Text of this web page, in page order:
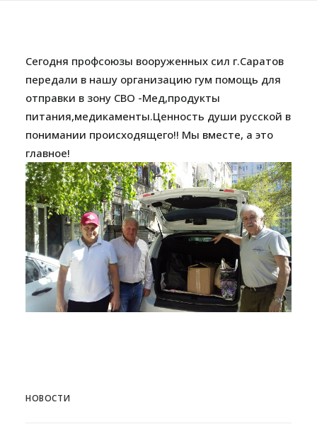
Сегодня профсоюзы вооруженных сил г.Саратов
передали в нашу организацию гум помощь для
отправки в зону СВО -Мед,продукты
питания,медикаменты.Ценность души русской в
понимании происходящего!! Мы вместе, а это
главное!
НОВОСТИ